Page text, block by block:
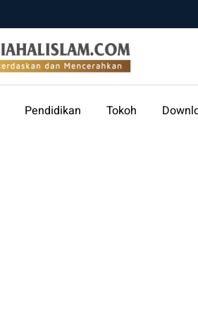
Pendidikan Tokoh